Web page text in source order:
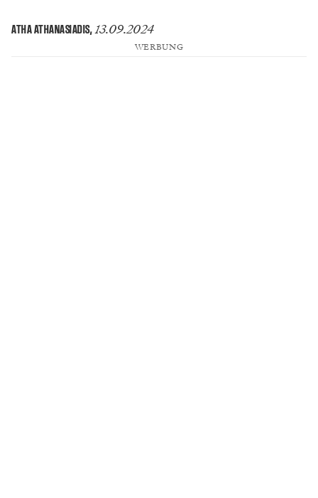
ATHA ATHANASIADIS, 13.09.2024
WERBUNG